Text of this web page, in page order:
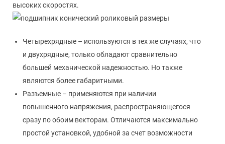
высоких скоростях.
Четырехрядные – используются в тех же случаях, что
и двухрядные, только обладают сравнительно
большей механической надежностью. Но также
являются более габаритными.
Разъемные – применяются при наличии
повышенного напряжения, распространяющегося
сразу по обоим векторам. Отличаются максимально
простой установкой, удобной за счет возможности